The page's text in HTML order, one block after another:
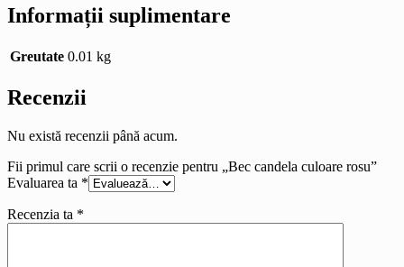
Informații suplimentare
Greutate 0.01 kg
Recenzii
Nu există recenzii până acum.
Fii primul care scrii o recenzie pentru „Bec candela culoare rosu”
Evaluarea ta *
Recenzia ta *